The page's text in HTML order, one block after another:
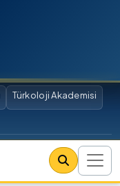
Türkoloji Akademisi